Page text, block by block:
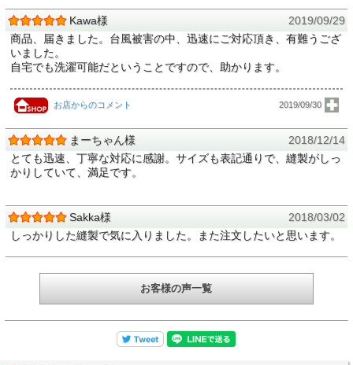
Kawa様
2019/09/29
商品、届きました。台風被害の中、迅速にご対応頂き、有難うござ
いました。
自宅でも洗濯可能だということですので、助かります。
お店からのコメント 2019/09/30
まーちゃん様
2018/12/14
とても迅速、丁寧な対応に感謝。サイズも表記通りで、縫製がしっ
かりしていて、満足です。
Sakka様
2018/03/02
しっかりした縫製で気に入りました。また注文したいと思います。
お客様の声一覧